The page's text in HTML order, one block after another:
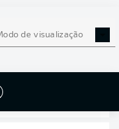
de visualização
2023